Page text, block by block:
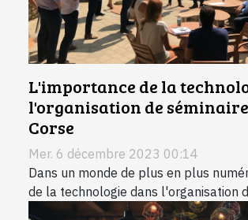
L'importance de la
l'organisation de
Corse
Mer. 6 décembre 2023 00:14
Dans un monde de plus en plus
de la technologie dans l'organisation